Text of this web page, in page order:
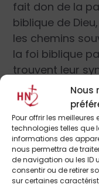
Nous
Pour offrir les meilleures
technologies telles que
informations des
nous permettra de
de navigation ou les ID
consentir ou de retirer
sur certaines
fait don de la
biblique de
les chemins
la foi biblique
trouvent leur
était le
Logoset
l’Évangéliste.
biblique et de la
le fait du
les chemins
ensuite vit un
qui l’entendit